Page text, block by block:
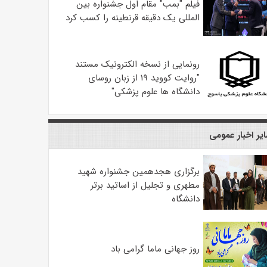
فیلم "بمب" مقام اول جشنواره بین
المللی یک دقیقه قرنطینه را کسب کرد
رونمایی از نسخه الکترونیک مستند
"روایت کووید ۱۹ از زبان روسای
دانشگاه ها علوم پزشکی"
اخبار عمومی
برگزاری هجدهمین جشنواره شهید
مطهری و تجلیل از اساتید برتر
دانشگاه
روز جهانی ماما گرامی باد